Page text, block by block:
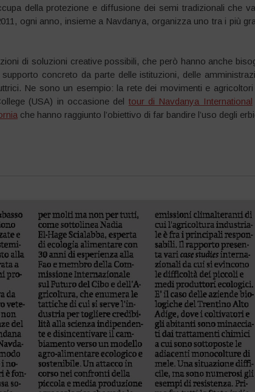
della protezione e diffusione dei semi tradizionali che
ogni anno, insieme a Navdanya, organizza uno tra i più
di soluzioni creative possibili, che però hanno anche
concreto da parte delle istituzioni, delle
Ne sono un esempio: la rete dei movimenti e agricoltori
(USA) in occasione del tour di Navdanya International
che hanno raggiunto l’obiettivo di far bandire l’uso degli